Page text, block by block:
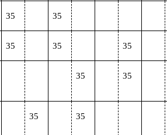
35 35
35 35 35
35 35
35 35